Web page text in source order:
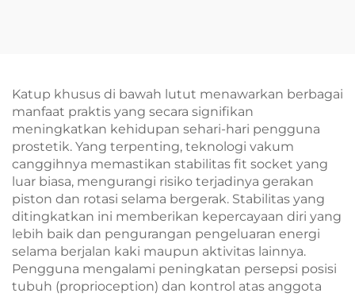
Katup khusus di bawah lutut menawarkan berbagai
manfaat praktis yang secara signifikan
meningkatkan kehidupan sehari-hari pengguna
prostetik. Yang terpenting, teknologi vakum
canggihnya memastikan stabilitas fit socket yang
luar biasa, mengurangi risiko terjadinya gerakan
piston dan rotasi selama bergerak. Stabilitas yang
ditingkatkan ini memberikan kepercayaan diri yang
lebih baik dan pengurangan pengeluaran energi
selama berjalan kaki maupun aktivitas lainnya.
Pengguna mengalami peningkatan persepsi posisi
tubuh (proprioception) dan kontrol atas anggota